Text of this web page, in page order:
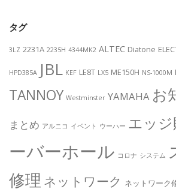
タグ
3LZ 2231A 2235H 4344MK2 ALTEC Diatone
HPD385A JBL KEF LE8T LX5 ME150H NS-1000M
TANNOY Westminster YAMAHA お
まとめ アルニコ イベント ウーハー エッジ
ーバーホール コロナ システム
修理 ネットワーク ネットワーク